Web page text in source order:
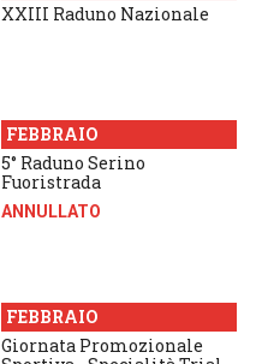
XXIII Raduno Nazionale
FEBBRAIO
5° Raduno Serino
Fuoristrada
ANNULLATO
FEBBRAIO
Giornata Promozionale